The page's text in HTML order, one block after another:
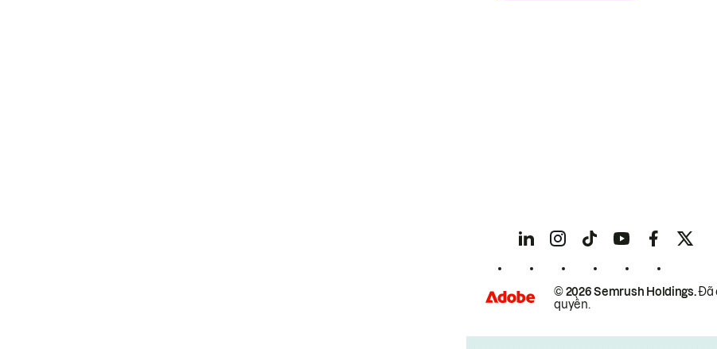
© 2026 Semrush Holdings.Đã
quyền.